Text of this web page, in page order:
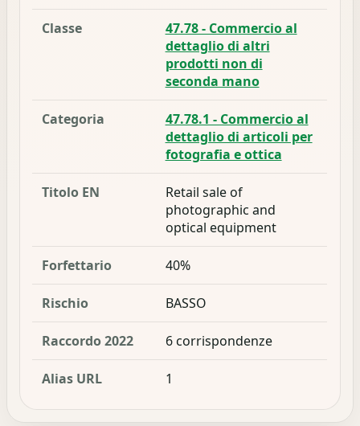
Classe
47.78 - Commercio al
dettaglio di altri
prodotti non di
seconda mano
Categoria
47.78.1 - Commercio al
dettaglio di articoli per
fotografia e ottica
Titolo EN
Retail sale of
photographic and
optical equipment
Forfettario 40%
Rischio BASSO
Raccordo 2022 6 corrispondenze
Alias URL 1